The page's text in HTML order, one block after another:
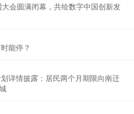
会圆满闭幕，共绘数字中国创新发
能停？
详情披露：居民两个月期限向南迁